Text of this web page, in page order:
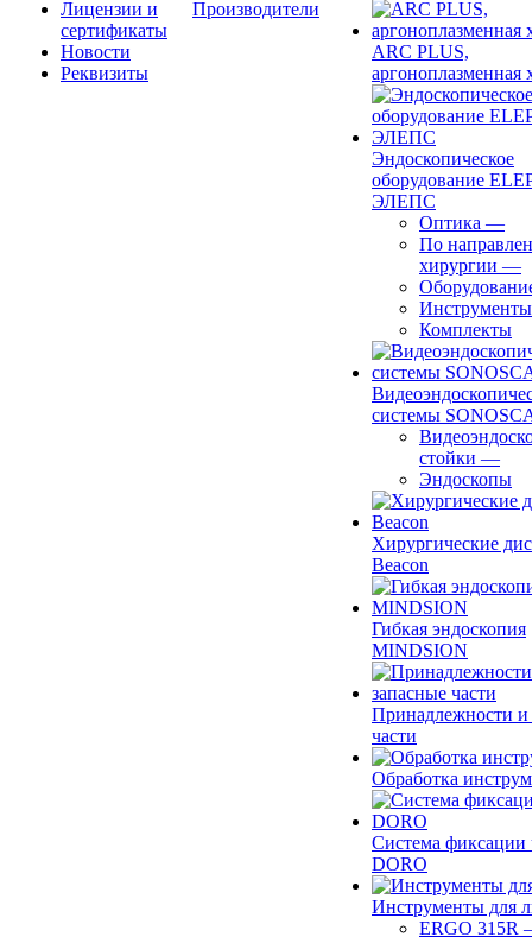
Лицензии и
сертификаты
Новости
Реквизиты
Производители
ARC PLUS,
аргоноплазменная
Эндоскопическое
оборудование
ЭЛЕПС
Оптика —
По
хирургии —
Инструменты
Комплекты
системы
стойки —
Эндоскопы
Хирургические
Beacon
Гибкая эндоскопия
MINDSION
Принадлежности и
части
Обработка
Система фиксации
DORO
Инструменты для
ERGO 315R